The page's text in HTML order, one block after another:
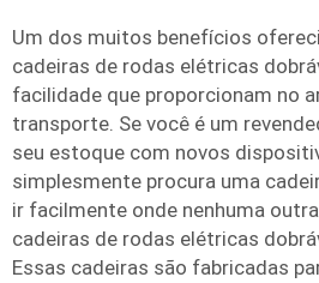
Um dos muitos benefícios
cadeiras de rodas elétricas
facilidade que proporcionam no
transporte. Se você é um
seu estoque com novos
simplesmente procura uma
ir facilmente onde nenhuma
cadeiras de rodas elétricas
Essas cadeiras são fabricadas